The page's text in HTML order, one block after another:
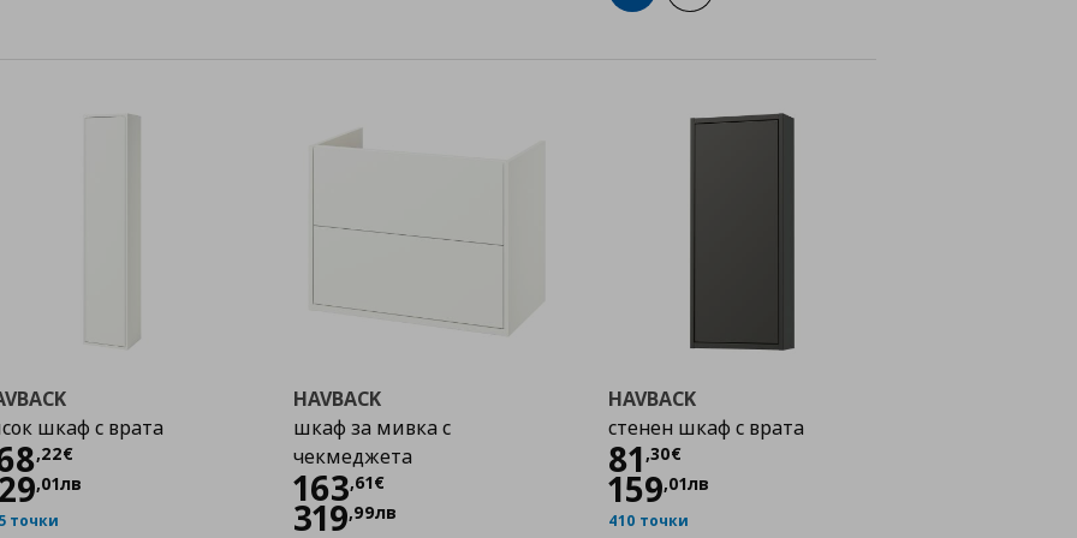
шкаф с врата
,22€
,01лв
точки
HAVBACK
шкаф за мивка с
чекмеджета
163,61€
Цена
319,99лв
HAVBACK
стенен шкаф с врата
81,30€
Цена
159,01лв
410 точки